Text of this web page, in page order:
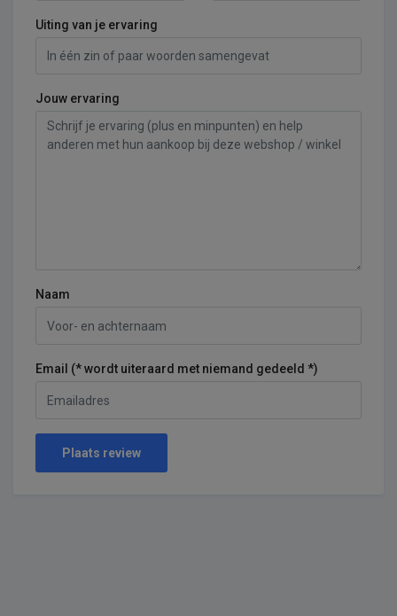
Uiting van je ervaring
Jouw ervaring
Naam
Email (* wordt uiteraard met niemand gedeeld *)
Plaats review